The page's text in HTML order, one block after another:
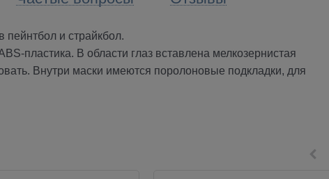
пейнтбол и страйкбол.
пластика. В области глаз вставлена мелкозернистая
Внутри маски имеются поролоновые подкладки, для